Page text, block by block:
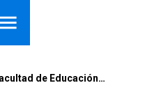
de Educación…